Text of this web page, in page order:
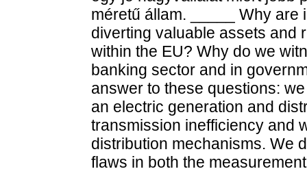
méretű állam. _____ Why
diverting valuable assets and
within the EU? Why do we
banking sector and in
answer to these questions:
an electric generation and
transmission inefficiency and
distribution mechanisms. We
flaws in both the